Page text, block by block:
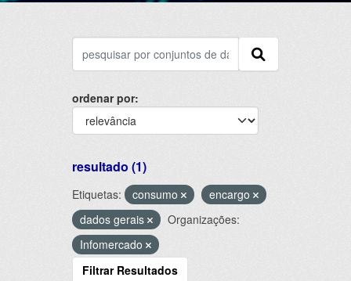
ordenar por
resultado (1)
Etiquetas: consumo
encargo
dados gerais
Organizações:
Infomercado
Filtrar Resultados